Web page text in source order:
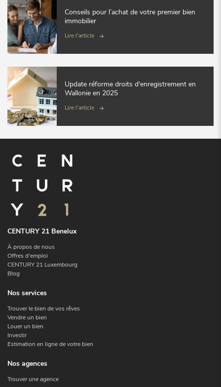
Conseils pour l’achat de votre premier bien
immobilier
Lire l'article
Update réforme droits d'enregistrement en
Wallonie en 2025
Lire l'article
CENTURY 21 Benelux
À propos de nous
Offres d'emploi
CENTURY 21 Luxembourg
Blog
Nos services
Trouver le bien de vos rêves
Vendre un bien
Louer un bien
Investir
Estimation en ligne de votre bien
Nos agences
Trouver une agence